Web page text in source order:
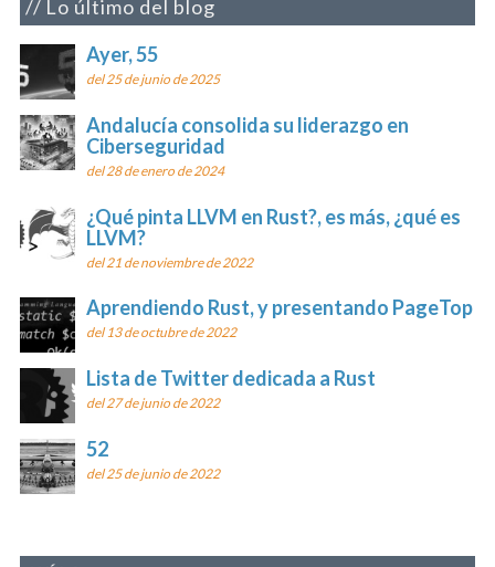
Lo último del blog
Ayer, 55
del 25 de junio de 2025
Andalucía consolida su liderazgo en
Ciberseguridad
del 28 de enero de 2024
¿Qué pinta LLVM en Rust?, es más, ¿qué es
LLVM?
del 21 de noviembre de 2022
Aprendiendo Rust, y presentando PageTop
del 13 de octubre de 2022
Lista de Twitter dedicada a Rust
del 27 de junio de 2022
52
del 25 de junio de 2022